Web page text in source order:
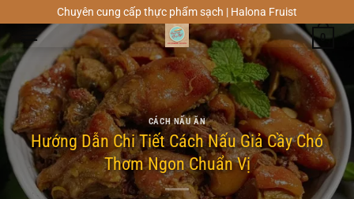
đến
nội
dung
Chuyên cung cấp thực phẩm sạch | Halona Fruist
0
CÁCH NẤU ĂN
Hướng Dẫn Chi Tiết Cách Nấu Giả Cầy Chó
Thơm Ngon Chuẩn Vị